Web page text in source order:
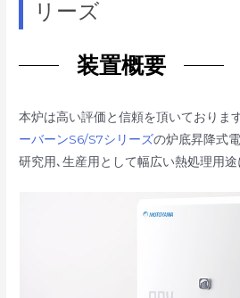
リーズ
装置概要
本炉は高い評価と信頼を頂いておりま
ーバーンS6/S7シリーズの炉底昇降式
研究用､生産用として幅広い熱処理用途